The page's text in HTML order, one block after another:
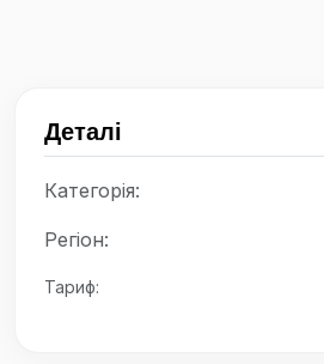
Деталі
Категорія:
Регіон:
Тариф: